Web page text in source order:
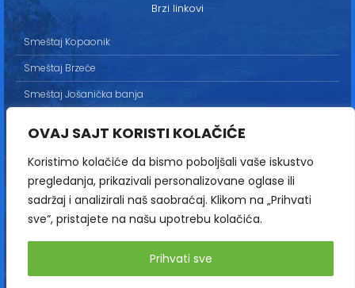
OVAJ SAJT KORISTI KOLAČIĆE
Koristimo kolačiće da bismo poboljšali vaše iskustvo
pregledanja, prikazivali personalizovane oglase ili
sadržaj i analizirali naš saobraćaj. Klikom na „Prihvati
sve“, pristajete na našu upotrebu kolačića.
Prihvati sve
Brzi linkovi
Smeštaj Kopaonik
Smeštaj Brzeće
Smeštaj Jošanička banja
Kontakt
Sva prava zadržana / All rights reserved